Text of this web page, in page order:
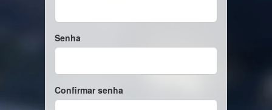
Senha
Confirmar senha